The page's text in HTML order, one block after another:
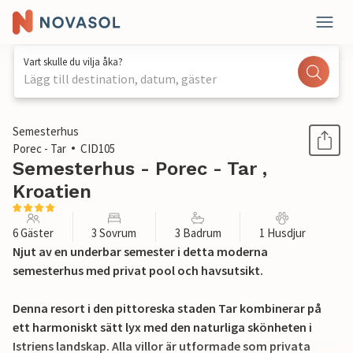
Vart skulle du vilja åka?
Lägg till destination, datum, gäster
1 / 34
Semesterhus
Porec - Tar
CID105
Semesterhus - Porec - Tar ,
Kroatien
6 Gäster 3 Sovrum 3 Badrum 1 Husdjur
Njut av en underbar semester i detta moderna
semesterhus med privat pool och havsutsikt.
Denna resort i den pittoreska staden Tar kombinerar på
ett harmoniskt sätt lyx med den naturliga skönheten i
Istriens landskap. Alla villor är utformade som privata